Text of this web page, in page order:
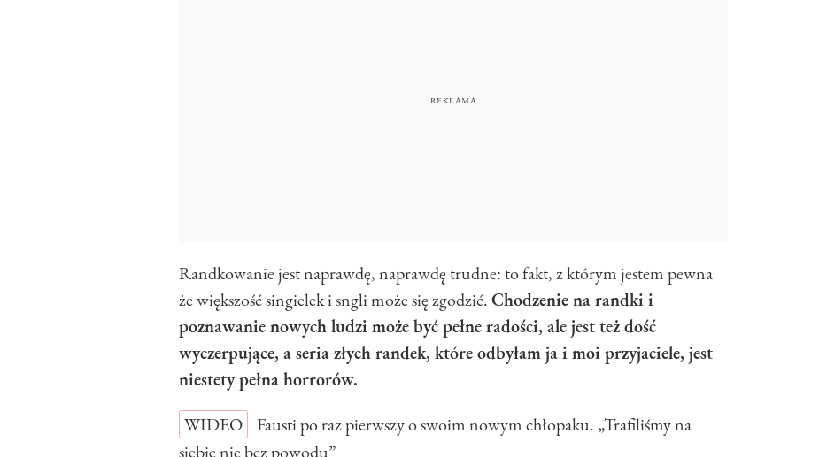
Randkowanie jest naprawdę, naprawdę trudne: to fakt, z którym jestem pewna
że większość singielek i sngli może się zgodzić.Chodzenie na randki i
poznawanie nowych ludzi może być pełne radości, ale jest też dość
wyczerpujące, a seria złych randek, które odbyłam ja i moi przyjaciele, jest
niestety pełna horrorów.
WIDEO
Fausti po raz pierwszy o swoim nowym chłopaku. „Trafiliśmy na
siebie nie bez powodu”